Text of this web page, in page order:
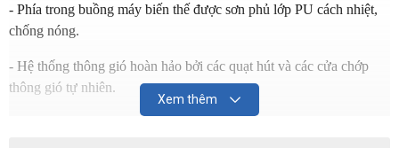
- Phía trong buồng máy biến thế được sơn phủ lớp PU cách nhiệt,
chống nóng.
- Hệ thống thông gió hoàn hảo bởi các quạt hút và các cửa chớp
thông gió tự nhiên.
Xem thêm